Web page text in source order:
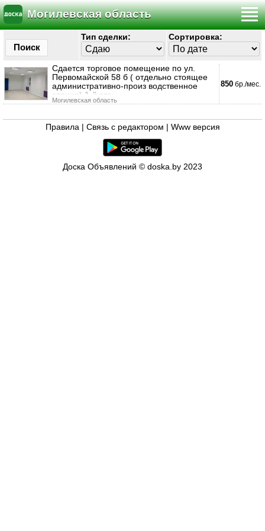
Могилевская область
Поиск
Тип сделки: Сортировка:
Сдается торговое помещение по ул.
Первомайской 58 б ( отдельно стоящее
административно-произ водственное
здание) 1-й эта
Могилевская область
850 бр./мес.
Правила Связь с редактором Www версия
Доска Объявлений © doska.by 2023